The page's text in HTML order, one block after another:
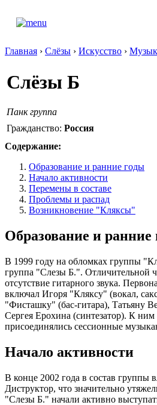
Главная › Слёзы › Искусство ›
Слёзы Б
Панк группа
Гражданство: Россия
Содержание:
Образование и ранние годы
Начало активности
Перемены в составе
Проблемы и распад
Возникновение "Кляксы"
Образование и ранние
В 1999 году на обломках группы
группа "Слезы Б.". Отличительной
отсутствие гитарного звука.
включал Игоря "Кляксу" (вокал,
"Фисташку" (бас-гитара), Татьяну
Сергея Ерохина (синтезатор). К ним
присоединялись сессионные
Начало активности
В конце 2002 года в состав группы
Диструктор, что значительно
"Слезы Б." начали активно